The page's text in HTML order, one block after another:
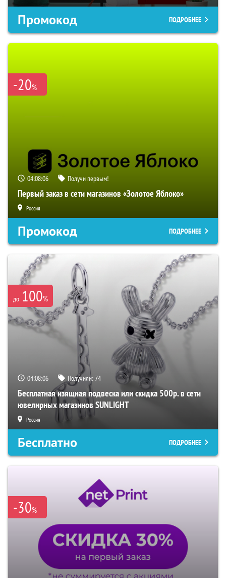
Промокод ПОДРОБНЕЕ
-20%
04:08:05 Получи первым!
Первый заказ в сети магазинов «Золотое Яблоко»
Россия
Промокод ПОДРОБНЕЕ
до 100%
04:08:05 Получили:74
Бесплатная изящная подвеска или скидка 500р. в сети
ювелирных магазинов SUNLIGHT
Россия
Бесплатно ПОДРОБНЕЕ
-30%